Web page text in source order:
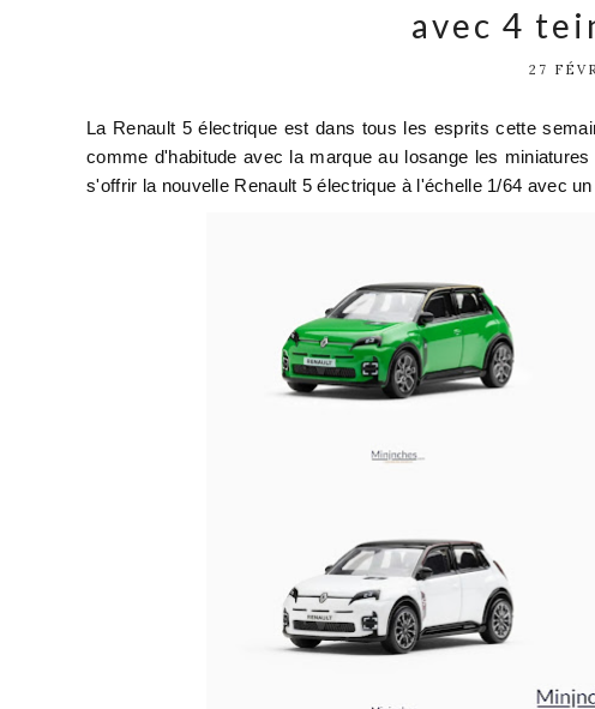
avec 4
27
La Renault 5 électrique est dans tous les esprits cette
comme d'habitude avec la marque au losange les
s'offrir la nouvelle Renault 5 électrique à l'échelle 1/64 avec